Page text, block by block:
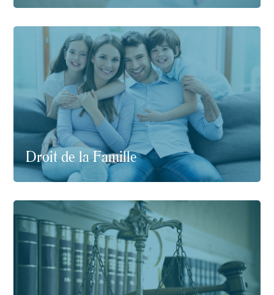
Droit de la Famille